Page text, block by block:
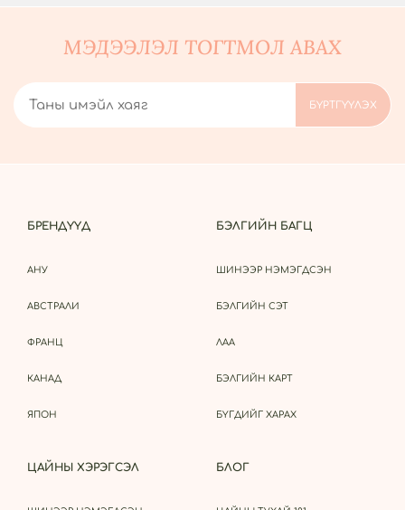
МЭДЭЭЛЭЛ ТОГТМОЛ АВАХ
БРЕНДҮҮД
АНУ
АВСТРАЛИ
ФРАНЦ
КАНАД
ЯПОН
БЭЛГИЙН БАГЦ
ШИНЭЭР НЭМЭГДСЭН
БЭЛГИЙН СЭТ
ЛАА
БЭЛГИЙН КАРТ
БҮГДИЙГ ХАРАХ
ЦАЙНЫ ХЭРЭГСЭЛ БЛОГ